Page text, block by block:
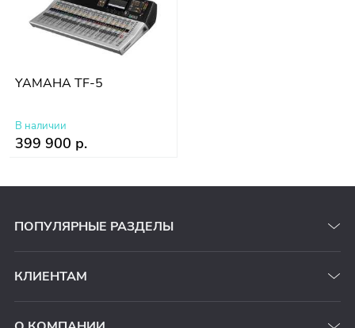
YAMAHA TF-5
В наличии
399 900 р.
ПОПУЛЯРНЫЕ РАЗДЕЛЫ
КЛИЕНТАМ